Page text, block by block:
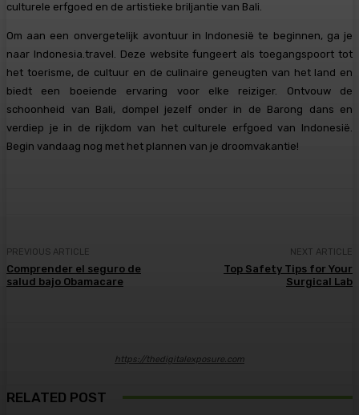
culturele erfgoed en de artistieke briljantie van Bali.
Om aan een onvergetelijk avontuur in Indonesië te beginnen, ga je
naar Indonesia.travel. Deze website fungeert als toegangspoort tot
het toerisme, de cultuur en de culinaire geneugten van het land en
biedt een boeiende ervaring voor elke reiziger. Ontvouw de
schoonheid van Bali, dompel jezelf onder in de Barong dans en
verdiep je in de rijkdom van het culturele erfgoed van Indonesië.
Begin vandaag nog met het plannen van je droomvakantie!
PREVIOUS ARTICLE
Comprender el seguro de
salud bajo Obamacare
NEXT ARTICLE
Top Safety Tips for Your
Surgical Lab
https://thedigitalexposure.com
RELATED POST